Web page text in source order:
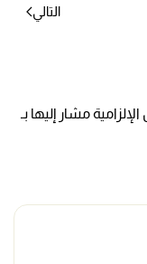
التالي
مشار إليها بـ